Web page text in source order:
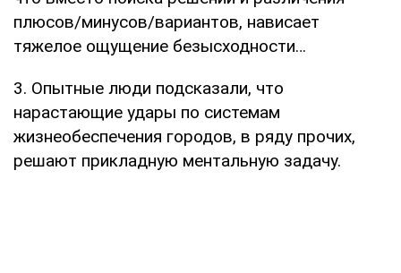
плюсов/минусов/вариантов, нависает
тяжелое ощущение безысходности…
3. Опытные люди подсказали, что
нарастающие удары по системам
жизнеобеспечения городов, в ряду прочих,
решают прикладную ментальную задачу.